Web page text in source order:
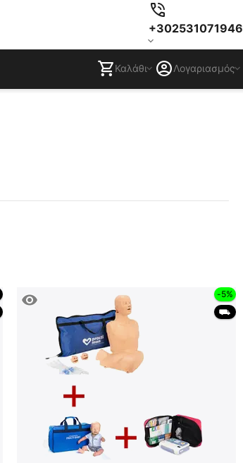
+302531071946
Καλάθι Λογαριασμός
-5%
⛟